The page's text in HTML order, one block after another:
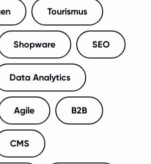
Tourismus
Shopware SEO
Data Analytics
Agile B2B
CMS